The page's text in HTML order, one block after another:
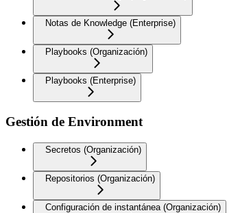
Notas de Knowledge (Enterprise)
Playbooks (Organización)
Playbooks (Enterprise)
Gestión de Environment
Secretos (Organización)
Repositorios (Organización)
Configuración de instantánea (Organización)